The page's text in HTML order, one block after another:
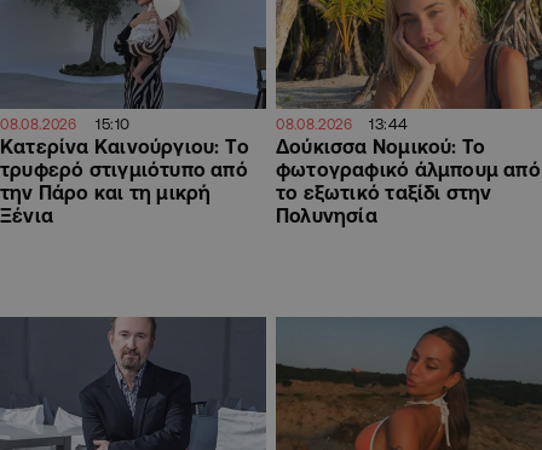
08.08.2026 15:10
Κατερίνα Καινούργιου: Tο
τρυφερό στιγμιότυπο από
την Πάρο και τη μικρή
Ξένια
08.08.2026 13:44
Δούκισσα Νομικού: Το
φωτογραφικό άλμπουμ από
το εξωτικό ταξίδι στην
Πολυνησία